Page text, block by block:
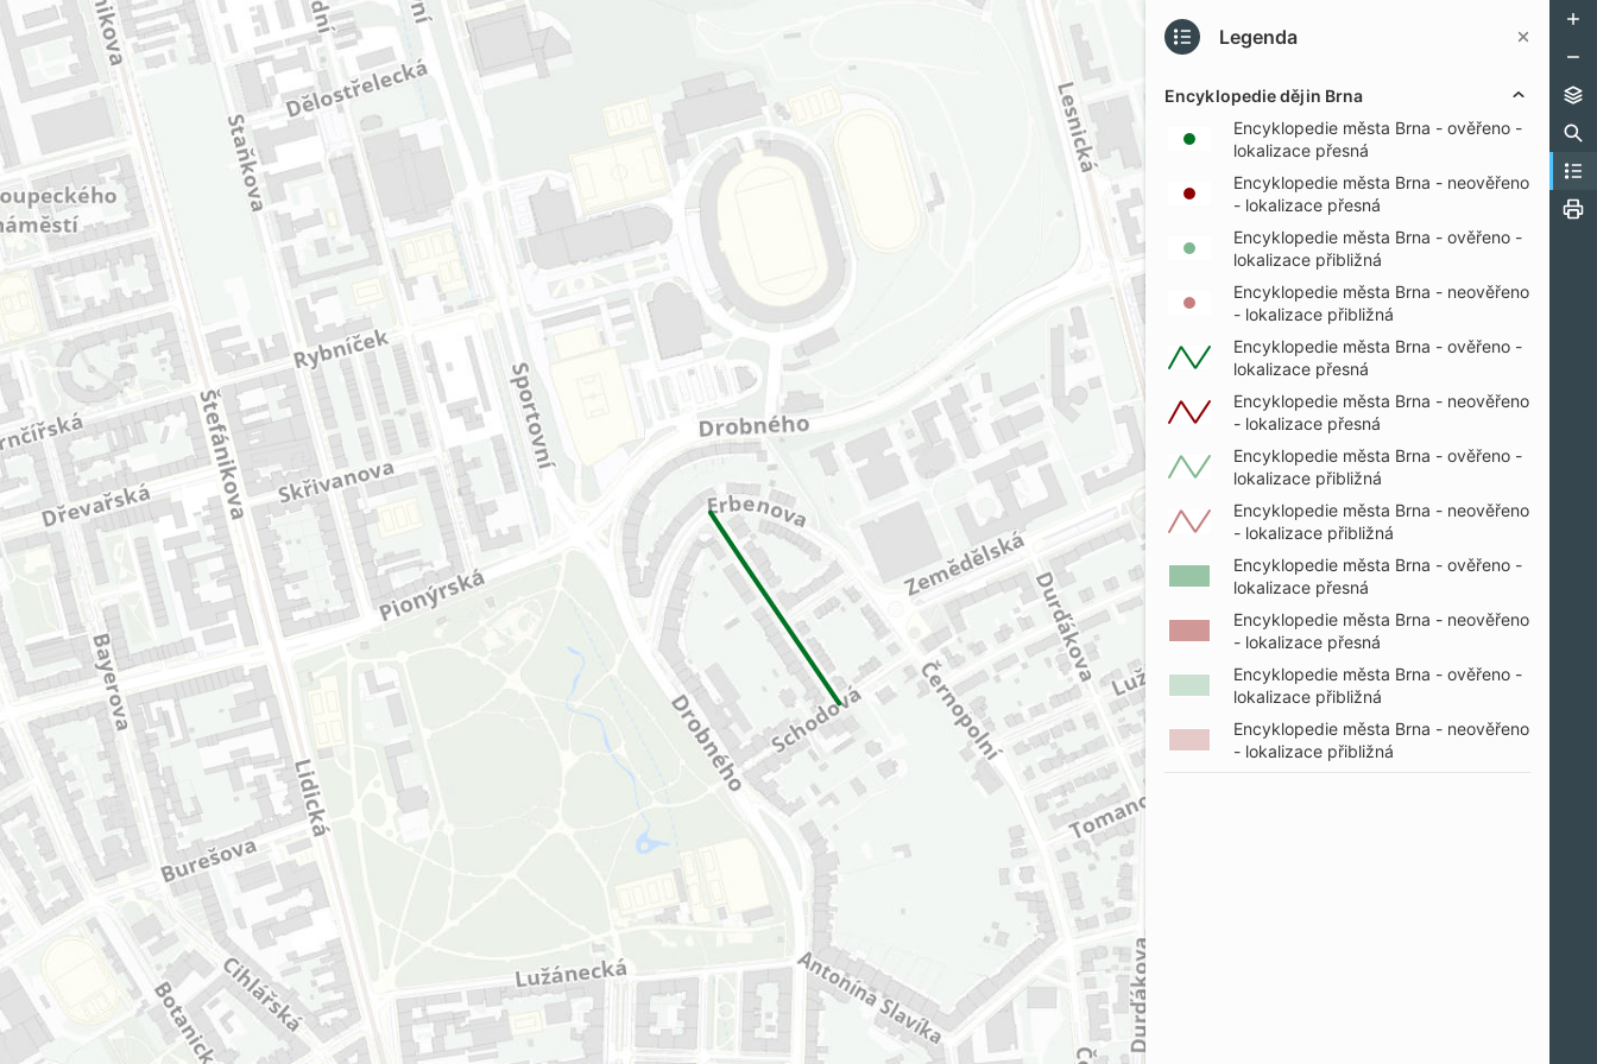
Legenda
Encyklopedie dějin Brna
Encyklopedie města Brna - ověřeno -
lokalizace přesná
Encyklopedie města Brna - neověřeno
- lokalizace přesná
Encyklopedie města Brna - ověřeno -
lokalizace přibližná
Encyklopedie města Brna - neověřeno
- lokalizace přibližná
Encyklopedie města Brna - ověřeno -
lokalizace přesná
Encyklopedie města Brna - neověřeno
- lokalizace přesná
Encyklopedie města Brna - ověřeno -
lokalizace přibližná
Encyklopedie města Brna - neověřeno
- lokalizace přibližná
Encyklopedie města Brna - ověřeno -
lokalizace přesná
Encyklopedie města Brna - neověřeno
- lokalizace přesná
Encyklopedie města Brna - ověřeno -
lokalizace přibližná
Encyklopedie města Brna - neověřeno
- lokalizace přibližná